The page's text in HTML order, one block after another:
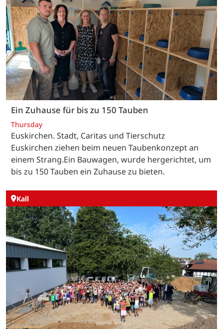
Ein Zuhause für bis zu 150 Tauben
Thursday
Euskirchen. Stadt, Caritas und Tierschutz
Euskirchen ziehen beim neuen Taubenkonzept an
einem Strang.Ein Bauwagen, wurde hergerichtet, um
bis zu 150 Tauben ein Zuhause zu bieten.
Kall